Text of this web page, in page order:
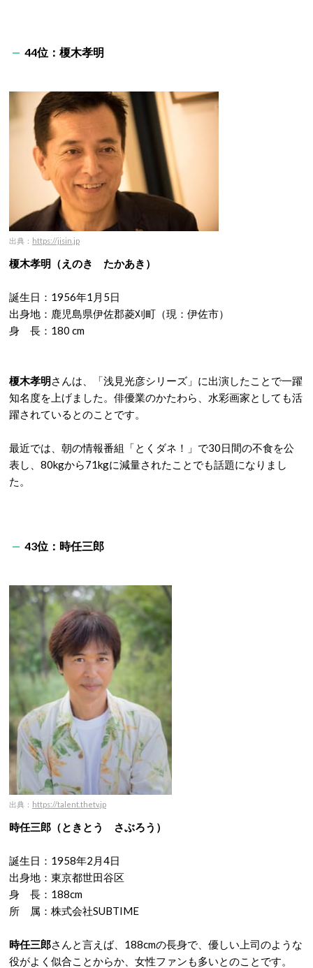
44位：榎木孝明
出典： https://jisin.jp
榎木孝明（えのき たかあき）
誕生日：1956年1月5日
出身地：鹿児島県伊佐郡菱刈町（現：伊佐市）
身 長：180 cm
榎木孝明さんは、「浅見光彦シリーズ」に出演したことで一躍
知名度を上げました。俳優業のかたわら、水彩画家としても活
躍されているとのことです。
最近では、朝の情報番組「とくダネ！」で30日間の不食を公
表し、80kgから71kgに減量されたことでも話題になりまし
た。
43位：時任三郎
出典： https://talent.thetv.jp
時任三郎（ときとう さぶろう）
誕生日：1958年2月4日
出身地：東京都世田谷区
身 長：188cm
所 属：株式会社SUBTIME
時任三郎さんと言えば、188cmの長身で、優しい上司のような
役がよく似合ことからか、女性ファンも多いとのことです。